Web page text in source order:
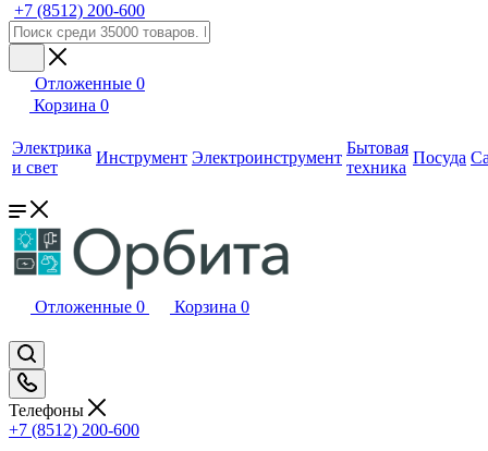
+7 (8512) 200-600
Отложенные 0
Корзина 0
Электрика
и свет
Инструмент Электроинструмент
Бытовая
техника
Посуда
Отложенные 0 Корзина 0
Телефоны
+7 (8512) 200-600